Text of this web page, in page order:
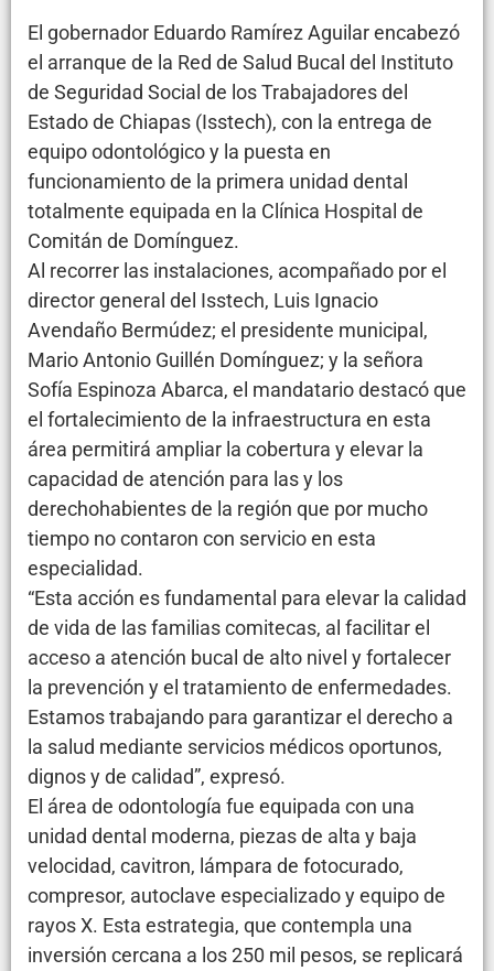
El gobernador Eduardo Ramírez Aguilar encabezó
el arranque de la Red de Salud Bucal del Instituto
de Seguridad Social de los Trabajadores del
Estado de Chiapas (Isstech), con la entrega de
equipo odontológico y la puesta en
funcionamiento de la primera unidad dental
totalmente equipada en la Clínica Hospital de
Comitán de Domínguez.
Al recorrer las instalaciones, acompañado por el
director general del Isstech, Luis Ignacio
Avendaño Bermúdez; el presidente municipal,
Mario Antonio Guillén Domínguez; y la señora
Sofía Espinoza Abarca, el mandatario destacó que
el fortalecimiento de la infraestructura en esta
área permitirá ampliar la cobertura y elevar la
capacidad de atención para las y los
derechohabientes de la región que por mucho
tiempo no contaron con servicio en esta
especialidad.
“Esta acción es fundamental para elevar la calidad
de vida de las familias comitecas, al facilitar el
acceso a atención bucal de alto nivel y fortalecer
la prevención y el tratamiento de enfermedades.
Estamos trabajando para garantizar el derecho a
la salud mediante servicios médicos oportunos,
dignos y de calidad”, expresó.
El área de odontología fue equipada con una
unidad dental moderna, piezas de alta y baja
velocidad, cavitron, lámpara de fotocurado,
compresor, autoclave especializado y equipo de
rayos X. Esta estrategia, que contempla una
inversión cercana a los 250 mil pesos, se replicará